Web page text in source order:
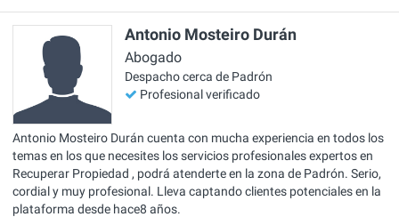
Antonio Mosteiro Durán
Abogado
Despacho cerca de Padrón
Profesional verificado
Antonio Mosteiro Durán cuenta con mucha experiencia en todos los
temas en los que necesites los servicios profesionales expertos en
Recuperar Propiedad , podrá atenderte en la zona de Padrón. Serio,
cordial y muy profesional. Lleva captando clientes potenciales en la
plataforma desde hace8 años.